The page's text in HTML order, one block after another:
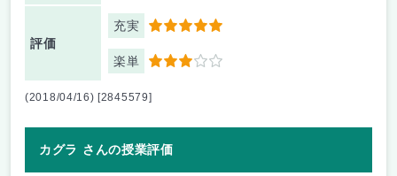
評価
充実 5
楽単 3
(2018/04/16) [2845579]
カグラ さんの授業評価